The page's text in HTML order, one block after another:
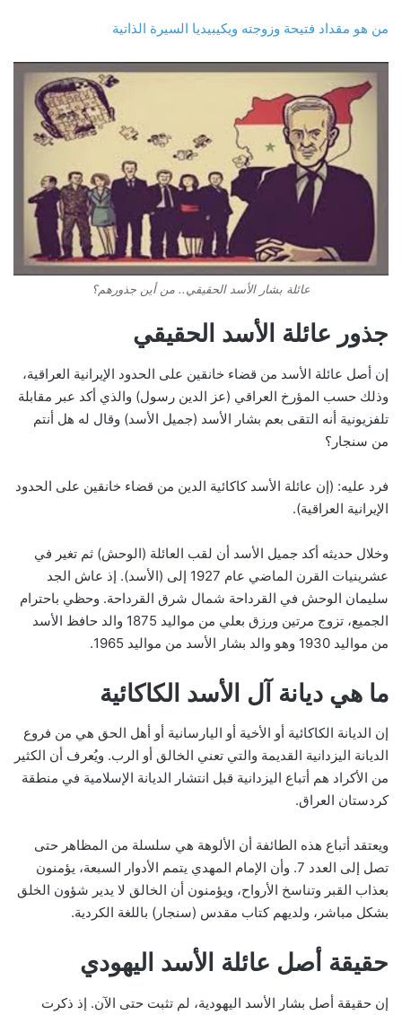
من هو مقداد فتيحة وزوجته ويكيبيديا السيرة الذاتية
عائلة بشار الأسد الحقيقي.. من أين جذورهم؟
جذور عائلة الأسد الحقيقي
إن أصل عائلة الأسد من قضاء خانقين على الحدود الإيرانية العراقية،
وذلك حسب المؤرخ العراقي (عز الدين رسول) والذي أكد عبر مقابلة
تلفزيونية أنه التقى بعم بشار الأسد (جميل الأسد) وقال له هل أنتم
من سنجار؟
فرد عليه: (إن عائلة الأسد كاكائية الدين من قضاء خانقين على الحدود
الإيرانية العراقية).
وخلال حديثه أكد جميل الأسد أن لقب العائلة (الوحش) ثم تغير في
عشرينيات القرن الماضي عام 1927 إلى (الأسد). إذ عاش الجد
سليمان الوحش في القرداحة شمال شرق القرداحة. وحظي باحترام
الجميع، تزوج مرتين ورزق بعلي من مواليد 1875 والد حافظ الأسد
من مواليد 1930 وهو والد بشار الأسد من مواليد 1965.
ما هي ديانة آل الأسد الكاكائية
إن الديانة الكاكائية أو الأخية أو اليارسانية أو أهل الحق هي من فروع
الديانة اليزدانية القديمة والتي تعني الخالق أو الرب. ويُعرف أن الكثير
من الأكراد هم أتباع اليزدانية قبل انتشار الديانة الإسلامية في منطقة
كردستان العراق.
ويعتقد أتباع هذه الطائفة أن الألوهة هي سلسلة من المظاهر حتى
تصل إلى العدد 7. وأن الإمام المهدي يتمم الأدوار السبعة، يؤمنون
بعذاب القبر وتناسخ الأرواح، ويؤمنون أن الخالق لا يدير شؤون الخلق
بشكل مباشر، ولديهم كتاب مقدس (سنجار) باللغة الكردية.
حقيقة أصل عائلة الأسد اليهودي
إن حقيقة أصل بشار الأسد اليهودية، لم تثبت حتى الآن. إذ ذكرت